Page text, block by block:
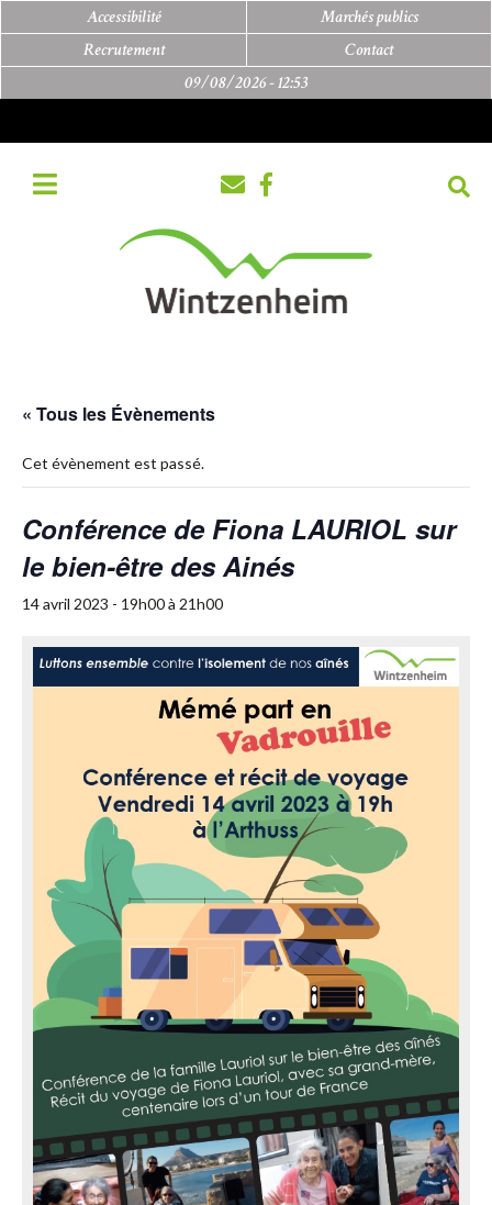
Accessibilité
Marchés publics
Recrutement
Contact
09/08/2026 -12:53
« Tous les Évènements
Cet évènement est passé.
Conférence de Fiona LAURIOL sur
le bien-être des Ainés
14 avril 2023 - 19h00à 21h00